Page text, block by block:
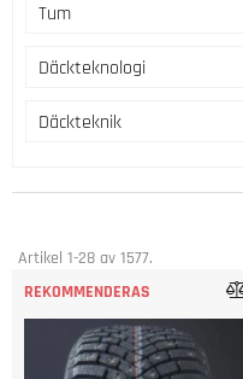
Tum
Däckteknologi
Däckteknik
Artikel 1-28 av 1577.
REKOMMENDERAS